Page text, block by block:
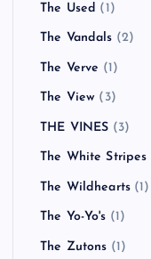
The Used (1)
The Vandals (2)
The Verve (1)
The View (3)
THE VINES (3)
The White Stripes
The Wildhearts (1)
The Yo-Yo's (1)
The Zutons (1)